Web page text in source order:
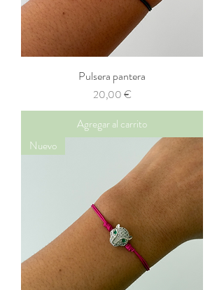
Pulsera pantera
Precio
20,00 €
Agregar al carrito
Nuevo